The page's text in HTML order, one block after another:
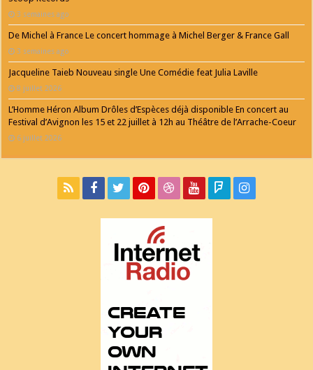
3 semaines ago
De Michel à France Le concert hommage à Michel Berger & France Gall
3 semaines ago
Jacqueline Taieb Nouveau single Une Comédie feat Julia Laville
8 juillet 2026
L’Homme Héron Album Drôles d’Espèces déjà disponible En concert au
Festival d’Avignon les 15 et 22 juillet à 12h au Théâtre de l’Arrache-Coeur
6 juillet 2026